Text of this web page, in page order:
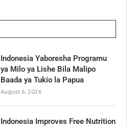
Indonesia Yaboresha Programu
ya Milo ya Lishe Bila Malipo
Baada ya Tukio la Papua
August 6, 2026
Indonesia Improves Free Nutrition